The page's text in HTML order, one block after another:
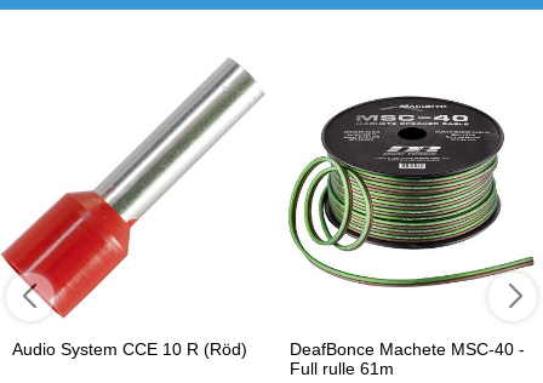
Audio System CCE 10 R (Röd)
DeafBonce Machete MSC-40 -
Full rulle 61m